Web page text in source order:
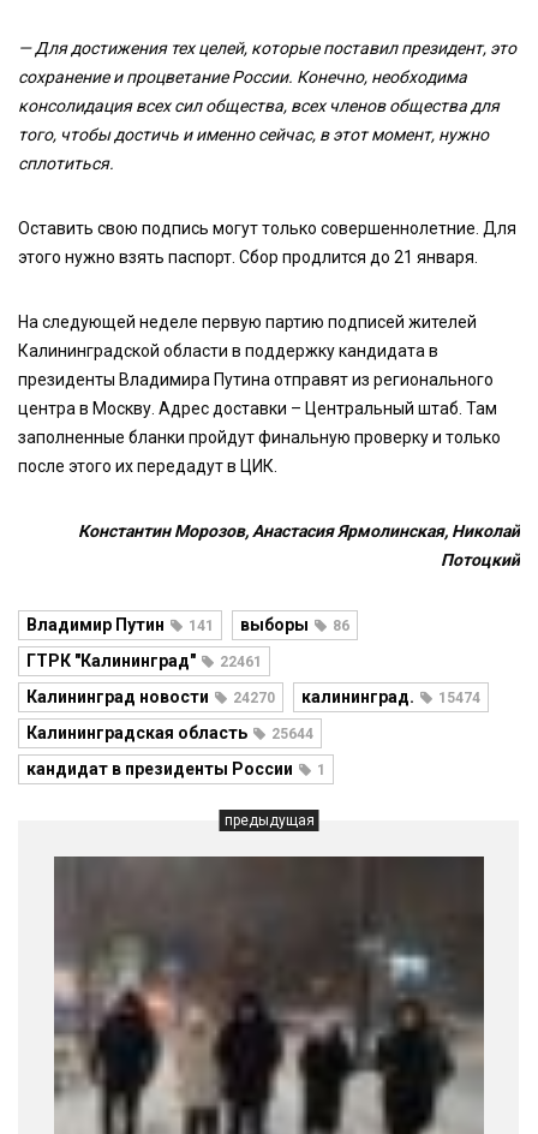
— Для достижения тех целей, которые поставил президент, это
сохранение и процветание России. Конечно, необходима
консолидация всех сил общества, всех членов общества для
того, чтобы достичь и именно сейчас, в этот момент, нужно
сплотиться.
Оставить свою подпись могут только совершеннолетние. Для
этого нужно взять паспорт. Сбор продлится до 21 января.
На следующей неделе первую партию подписей жителей
Калининградской области в поддержку кандидата в
президенты Владимира Путина отправят из регионального
центра в Москву. Адрес доставки – Центральный штаб. Там
заполненные бланки пройдут финальную проверку и только
после этого их передадут в ЦИК.
Константин Морозов, Анастасия Ярмолинская, Николай
Потоцкий
Владимир Путин 141 выборы 86
ГТРК "Калининград" 22461
Калининград новости 24270 калининград. 15474
Калининградская область 25644
кандидат в президенты России 1
предыдущая